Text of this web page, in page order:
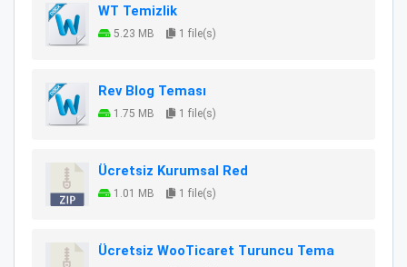
WT Temizlik
5.23 MB 1 file(s)
Rev Blog Teması
1.75 MB 1 file(s)
Ücretsiz Kurumsal Red
1.01 MB 1 file(s)
Ücretsiz WooTicaret Turuncu Tema